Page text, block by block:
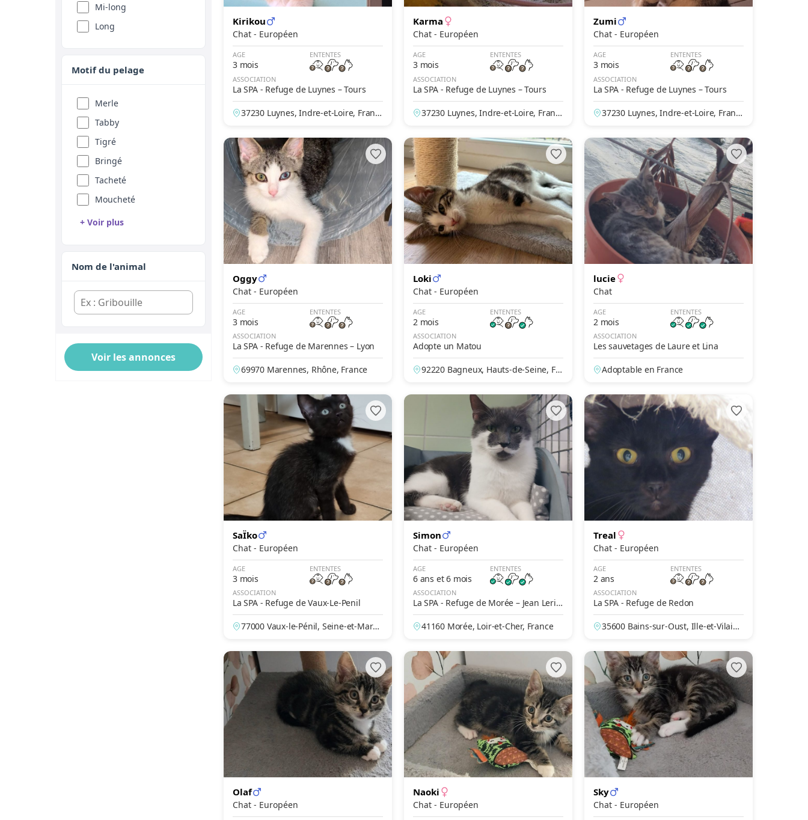
Manx
Munchkin
Norvégien
Ojos Azules
Persan
Pixie Bob
Ragamuffin
Ragdoll
Sacré de Birmanie
Cannelle
Fauve
Rouge
Fawn
Feu
Seal
Silver
Golden
Champagne
Platine
Mi-long
Long
Motif du pelage
Merle
Tabby
Tigré
Bringé
Tacheté
Moucheté
+ Voir plus
Arlequin
Écaille de tortue
Tricolore
Nom de l'animal
Kirikou
Chat - Européen
AGE
3 mois
ENTENTES
ASSOCIATION
La SPA - Refuge de Luynes – Tours
37230 Luynes, Indre-et-Loire, Franc
Karma
Chat - Européen
AGE
3 mois
ENTENTES
ASSOCIATION
La SPA - Refuge de Luynes – Tours
37230 Luynes, Indre-et-Loire, Franc
Zumi
Chat - Européen
AGE
3 mois
ENTENTES
ASSOCIATION
La SPA - Refuge de Luynes – Tours
37230 Luynes, Indre-et-Loire, Franc
Oggy
Chat - Européen
AGE
3 mois
ENTENTES
ASSOCIATION
La SPA - Refuge de Marennes – Lyon
69970 Marennes, Rhône, France
Loki
Chat - Européen
AGE
2 mois
ENTENTES
ASSOCIATION
Adopte un Matou
92220 Bagneux, Hauts-de-Seine, Fr
lucie
Chat
AGE
2 mois
ENTENTES
ASSOCIATION
Les sauvetages de Laure et Lina
Adoptable en France
SaÏko
Chat - Européen
AGE
3 mois
ENTENTES
ASSOCIATION
La SPA - Refuge de Vaux-Le-Penil
77000 Vaux-le-Pénil, Seine-et-Marn
Simon
Chat - Européen
AGE
6 ans et 6 mois
ENTENTES
ASSOCIATION
La SPA - Refuge de Morée – Jean Leric
he
41160 Morée, Loir-et-Cher, France
Treal
Chat - Européen
AGE
2 ans
ENTENTES
ASSOCIATION
La SPA - Refuge de Redon
35600 Bains-sur-Oust, Ille-et-Vilain
Olaf
Chat - Européen
Naoki
Chat - Européen
Sky
Chat - Européen